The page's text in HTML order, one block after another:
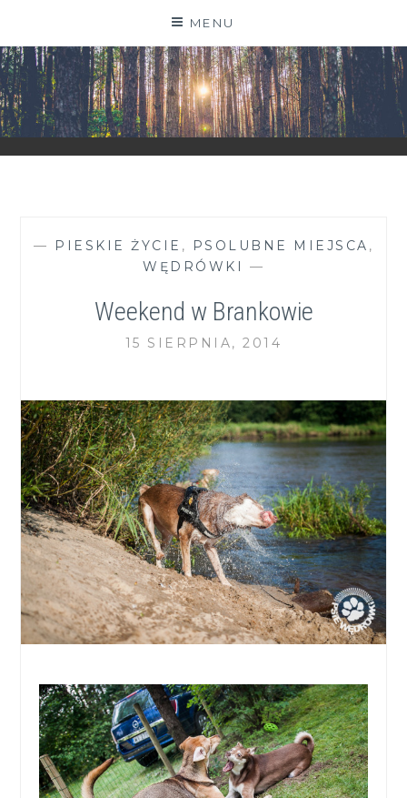
content
MENU
ZGRANESTADO.PL
FOTOGRAFICZNE ZAPISKI DNIA CODZIENNEGO
— PIESKIE ŻYCIE , PSOLUBNE MIEJSCA ,
WĘDRÓWKI
—
Weekend w Brankowie
15 SIERPNIA, 2014